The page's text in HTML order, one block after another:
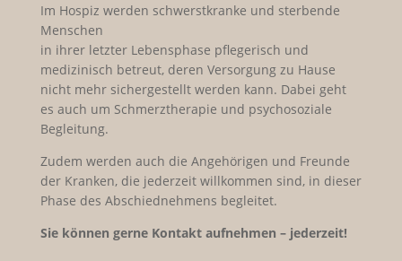
Im Hospiz werden schwerstkranke und sterbende
Menschen
in ihrer letzter Lebensphase pflegerisch und
medizinisch betreut, deren Versorgung zu Hause
nicht mehr sichergestellt werden kann. Dabei geht
es auch um Schmerztherapie und psychosoziale
Begleitung.
Zudem werden auch die Angehörigen und Freunde
der Kranken, die jederzeit willkommen sind, in dieser
Phase des Abschiednehmens begleitet.
Sie können gerne Kontakt aufnehmen – jederzeit!